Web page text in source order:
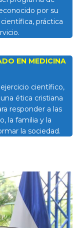
por su
práctica
EN MEDICINA
científico,
ética cristiana
responder a las
la familia y la
la sociedad.